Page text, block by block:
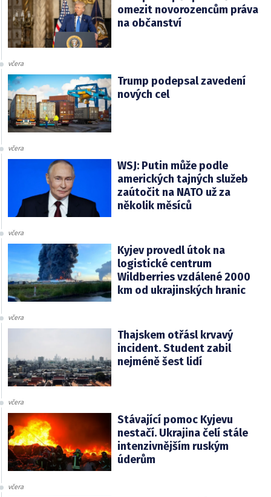
omezit novorozencům práva
na občanství
včera
Trump podepsal zavedení
nových cel
včera
WSJ: Putin může podle
amerických tajných služeb
zaútočit na NATO už za
několik měsíců
včera
Kyjev provedl útok na
logistické centrum
Wildberries vzdálené 2000
km od ukrajinských hranic
včera
Thajskem otřásl krvavý
incident. Student zabil
nejméně šest lidí
včera
Stávající pomoc Kyjevu
nestačí. Ukrajina čelí stále
intenzivnějším ruským
úderům
včera